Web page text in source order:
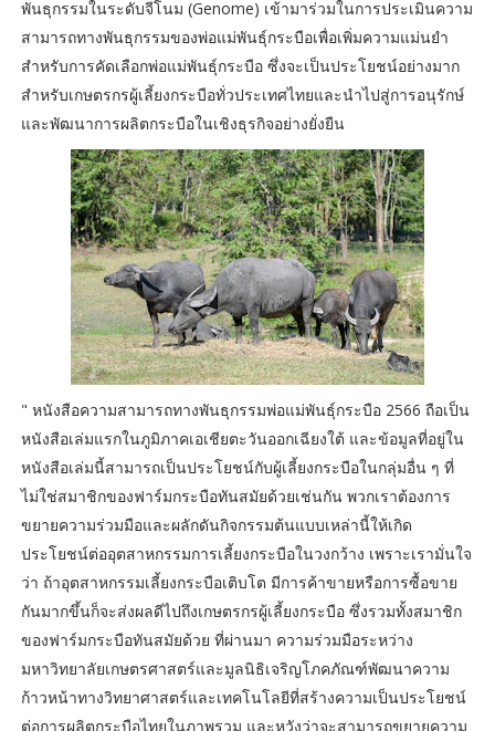
พันธุกรรมในระดับจีโนม (Genome) เข้ามาร่วมในการประเมินความ
สามารถทางพันธุกรรมของพ่อแม่พันธุ์กระบือเพื่อเพิ่มความแม่นยำ
สำหรับการคัดเลือกพ่อแม่พันธุ์กระบือ ซึ่งจะเป็นประโยชน์อย่างมาก
สำหรับเกษตรกรผู้เลี้ยงกระบือทั่วประเทศไทยและนำไปสู่การอนุรักษ์
และพัฒนาการผลิตกระบือในเชิงธุรกิจอย่างยั่งยืน
" หนังสือความสามารถทางพันธุกรรมพ่อแม่พันธุ์กระบือ 2566 ถือเป็น
หนังสือเล่มแรกในภูมิภาคเอเชียตะวันออกเฉียงใต้ และข้อมูลที่อยู่ใน
หนังสือเล่มนี้สามารถเป็นประโยชน์กับผู้เลี้ยงกระบือในกลุ่มอื่น ๆ ที่
ไม่ใช่สมาชิกของฟาร์มกระบือทันสมัยด้วยเช่นกัน พวกเราต้องการ
ขยายความร่วมมือและผลักดันกิจกรรมต้นแบบเหล่านี้ให้เกิด
ประโยชน์ต่ออุตสาหกรรมการเลี้ยงกระบือในวงกว้าง เพราะเรามั่นใจ
ว่า ถ้าอุตสาหกรรมเลี้ยงกระบือเติบโต มีการค้าขายหรือการซื้อขาย
กันมากขึ้นก็จะส่งผลดีไปถึงเกษตรกรผู้เลี้ยงกระบือ ซึ่งรวมทั้งสมาชิก
ของฟาร์มกระบือทันสมัยด้วย ที่ผ่านมา ความร่วมมือระหว่าง
มหาวิทยาลัยเกษตรศาสตร์และมูลนิธิเจริญโภคภัณฑ์พัฒนาความ
ก้าวหน้าทางวิทยาศาสตร์และเทคโนโลยีที่สร้างความเป็นประโยชน์
ต่อการผลิตกระบือไทยในภาพรวม และหวังว่าจะสามารถขยายความ